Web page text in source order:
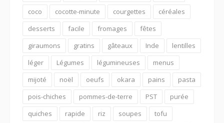
coco
cocotte-minute courgettes
céréales
desserts
facile fromages
fêtes
giraumons
gratins gâteaux Inde
lentilles
léger
Légumes légumineuses
menus
mijoté
noël oeufs okara pains
pasta
pois-chiches
pommes-de-terre PST
purée
quiches
rapide riz soupes
tofu